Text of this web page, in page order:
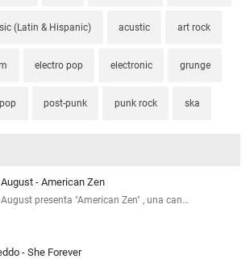
(Latin & Hispanic) acustic art rock
electro pop electronic grunge
post-punk punk rock ska
- American Zen
presenta "American Zen" , una can…
- She Forever